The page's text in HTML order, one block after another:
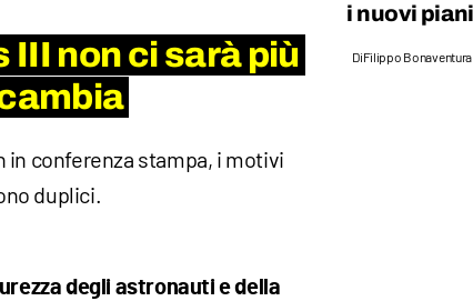
non ci sarà più
in conferenza stampa, i motivi
duplici.
degli astronauti e della
i nuovi
DiFilippo Bonaventura